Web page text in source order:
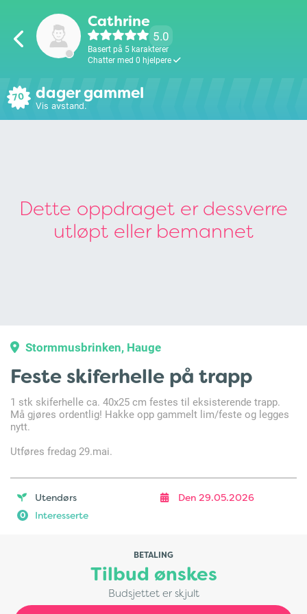
Cathrine
5.0
Basert på 5 karakterer
Chatter med 0 hjelpere
70 dager gammel
Vis avstand.
Dette oppdraget er dessverre
utløpt eller bemannet
Stormmusbrinken, Hauge
Feste skiferhelle på trapp
1 stk skiferhelle ca. 40x25 cm festes til eksisterende trapp.
Må gjøres ordentlig! Hakke opp gammelt lim/feste og legges
nytt.
Utføres fredag 29.mai.
Utendørs Den 29.05.2026
0 Interesserte
BETALING
Tilbud ønskes
Budsjettet er skjult